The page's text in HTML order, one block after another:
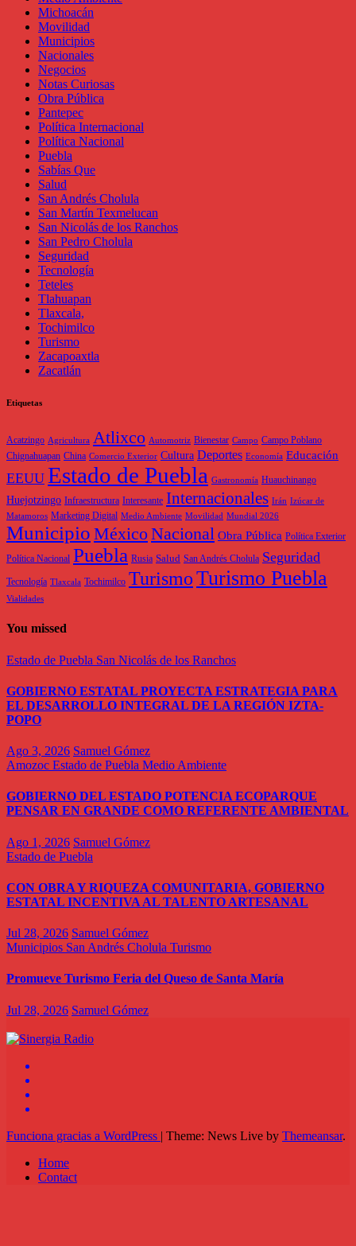
Michoacán
Movilidad
Municipios
Nacionales
Negocios
Notas Curiosas
Obra Pública
Pantepec
Política Internacional
Política Nacional
Puebla
Sabías Que
Salud
San Andrés Cholula
San Martín Texmelucan
San Nicolás de los Ranchos
San Pedro Cholula
Seguridad
Tecnología
Teteles
Tlahuapan
Tlaxcala,
Tochimilco
Turismo
Zacapoaxtla
Zacatlán
Etiquetas
Acatzingo Agricultura Atlixco Automotriz Bienestar Campo Campo Poblano
Chignahuapan China Comercio Exterior Cultura Deportes Economía Educación
EEUU Estado de Puebla Gastronomía Huauchinango
Huejotzingo Infraestructura Interesante Internacionales Irán Izúcar de
Matamoros Marketing Digital Medio Ambiente Movilidad Mundial 2026
Municipio MéxicoNacional Obra Pública Política Exterior
Política Nacional Puebla Rusia Salud San Andrés Cholula Seguridad
Tecnología Tlaxcala Tochimilco TurismoTurismo Puebla
Vialidades
You missed
Estado de Puebla San Nicolás de los Ranchos
GOBIERNO ESTATAL PROYECTA ESTRATEGIA PARA
EL DESARROLLO INTEGRAL DE LA REGIÓN IZTA-
POPO
Ago 3, 2026 Samuel Gómez
Amozoc Estado de Puebla Medio Ambiente
GOBIERNO DEL ESTADO POTENCIA ECOPARQUE
PENSAR EN GRANDE COMO REFERENTE AMBIENTAL
Ago 1, 2026 Samuel Gómez
Estado de Puebla
CON OBRA Y RIQUEZA COMUNITARIA, GOBIERNO
ESTATAL INCENTIVA AL TALENTO ARTESANAL
Jul 28, 2026 Samuel Gómez
Municipios San Andrés Cholula Turismo
Promueve Turismo Feria del Queso de Santa María
Jul 28, 2026 Samuel Gómez
Funciona gracias a WordPress | Theme: News Live by Themeansar.
Home
Contact